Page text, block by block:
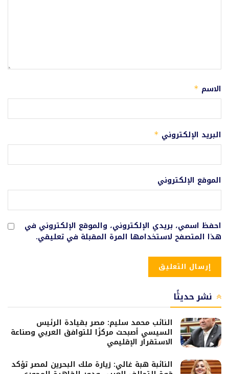
الاسم *
البريد الإلكتروني *
الموقع الإلكتروني
احفظ اسمي، بريدي الإلكتروني، والموقع الإلكتروني في
هذا المتصفح لاستخدامها المرة المقبلة في تعليقي.
نشر حديثًا
النائب محمد سليم: مصر بقيادة الرئيس
السيسي أصبحت مركزًا للتوافق العربي وصناعة
الاستقرار الإقليمي
النائبة هبة غالي: زيارة ملك البحرين لمصر تؤكد